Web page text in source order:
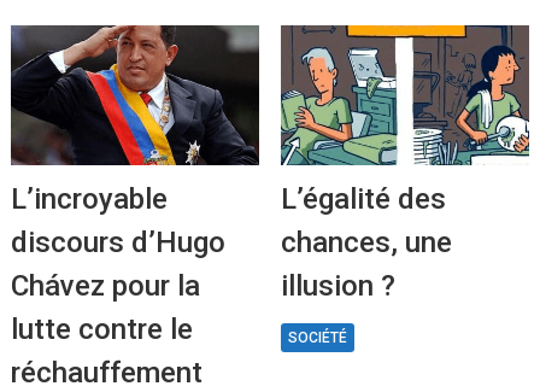
L’incroyable
discours d’Hugo
Chávez pour la
lutte contre le
réchauffement
L’égalité des
chances, une
illusion ?
SOCIÉTÉ